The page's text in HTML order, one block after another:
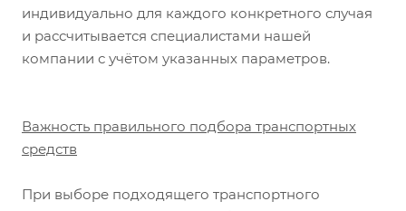
индивидуально для каждого конкретного случая
и рассчитывается специалистами нашей
компании с учётом указанных параметров.
Важность правильного подбора транспортных
средств
При выборе подходящего транспортного